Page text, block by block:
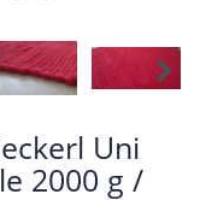
Uni
2000 g /